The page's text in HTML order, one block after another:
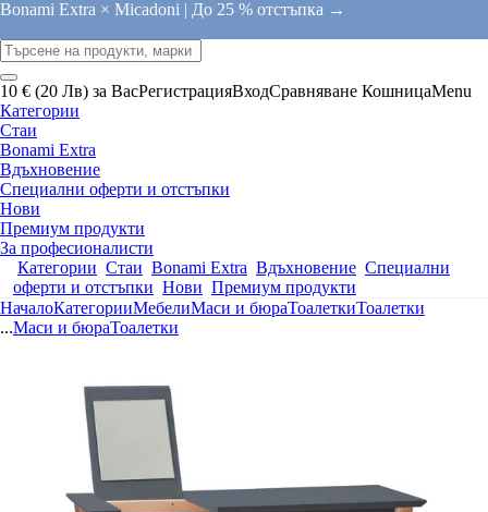
Bonami Extra × Micadoni | До 25 % отстъпка →
10 € (20 Лв) за ВасРегистрацияВходСравняване КошницаMenu
Категории
Стаи
Bonami Extra
Вдъхновение
Специални оферти и отстъпки
Нови
Премиум продукти
За професионалисти
Категории Стаи Bonami Extra Вдъхновение Специални
оферти и отстъпки Нови Премиум продукти
НачалоКатегорииМебелиМаси и бюраТоалеткиТоалетки
...Маси и бюраТоалетки